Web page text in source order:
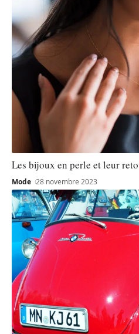
Les bijoux en perle et leur
Mode 28 novembre 2023